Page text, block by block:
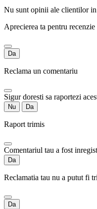
Nu sunt opinii ale clientilor in
Aprecierea ta pentru
Da
Reclama un comentariu
Sigur doresti sa raportezi
Nu Da
Raport trimis
Comentariul tau a fost
Da
Reclamatia tau nu a putut fi
Da